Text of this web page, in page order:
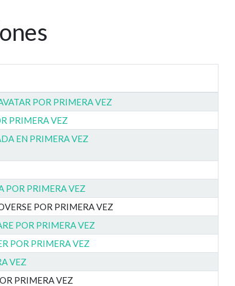
POR PRIMERA VEZ
PRIMERA VEZ
EN PRIMERA VEZ
POR PRIMERA VEZ
POR PRIMERA VEZ
POR PRIMERA VEZ
POR PRIMERA VEZ
VEZ
PRIMERA VEZ